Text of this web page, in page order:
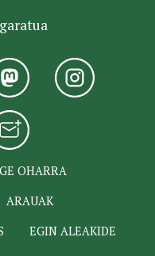
OHARRA
ARAUAK
EGIN ALEAKIDE